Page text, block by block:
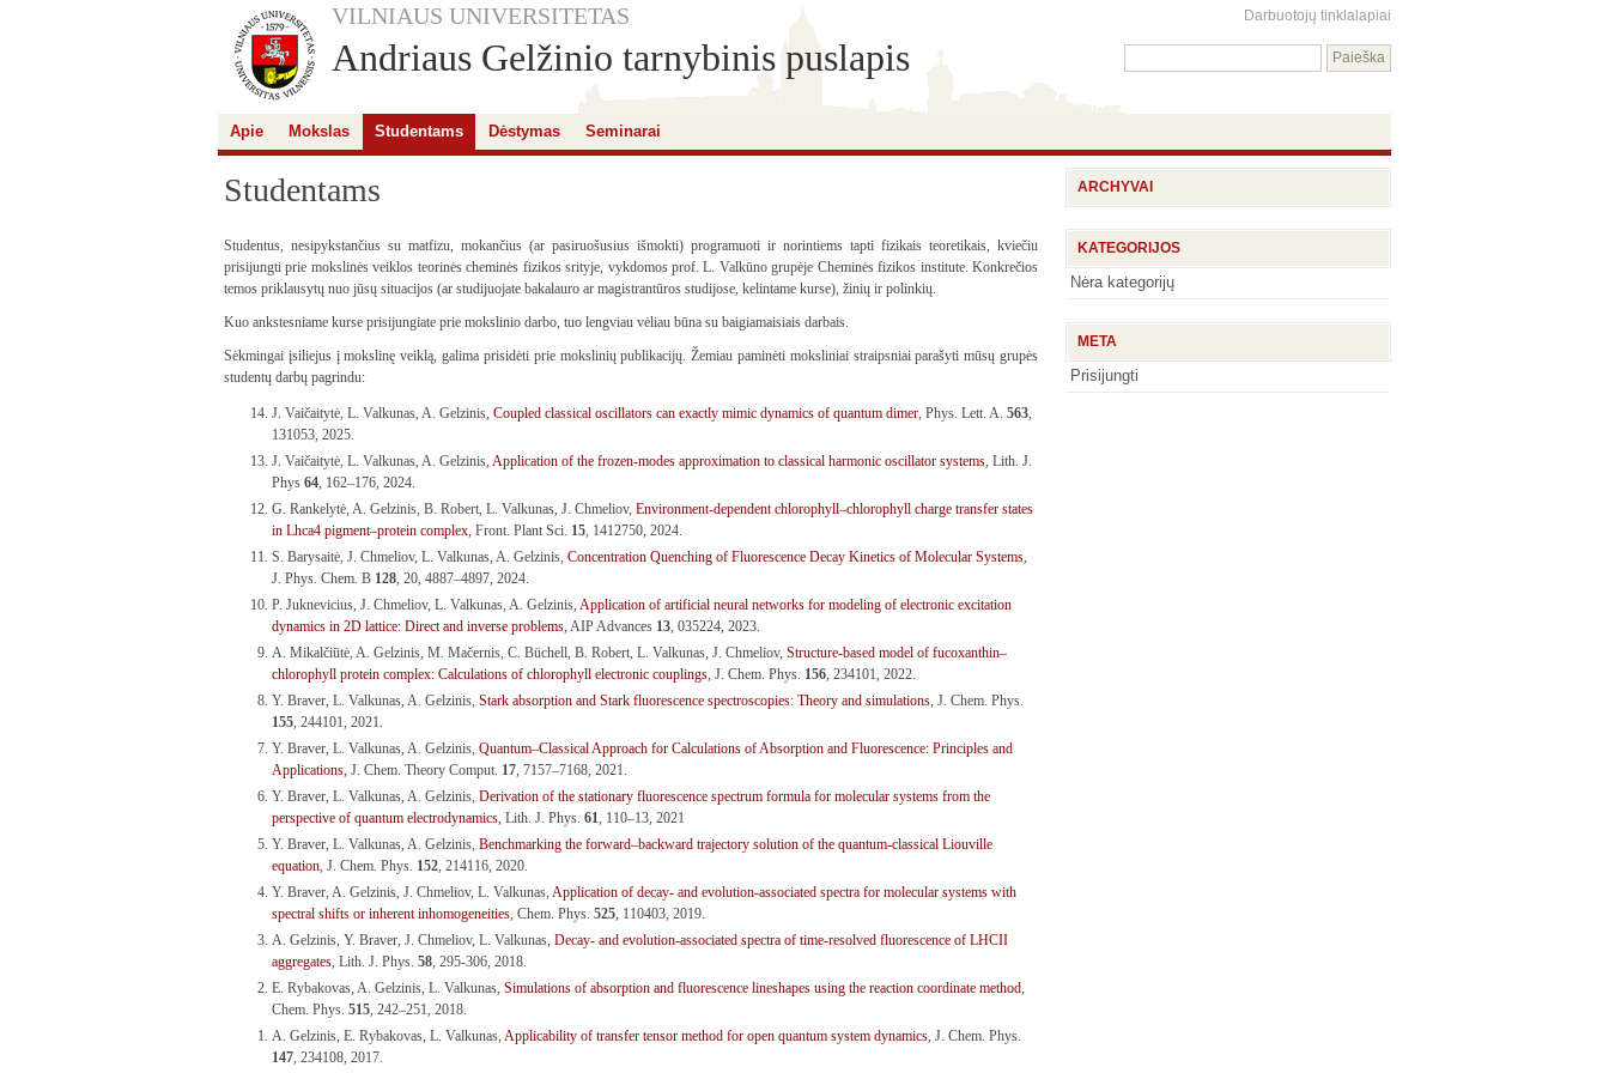
VILNIAUS UNIVERSITETAS Darbuotojų tinklalapiai
Andriaus Gelžinio tarnybinis puslapis
Apie Mokslas Studentams Dėstymas Seminarai
Studentams
Studentus, nesipykstančius su matfizu, mokančius (ar pasiruošusius išmokti) programuoti ir norintiems tapti fizikais teoretikais, kviečiu
prisijungti prie mokslinės veiklos teorinės cheminės fizikos srityje, vykdomos prof. L. Valkūno grupėje Cheminės fizikos institute. Konkrečios
temos priklausytų nuo jūsų situacijos (ar studijuojate bakalauro ar magistrantūros studijose, kelintame kurse), žinių ir polinkių.
Kuo ankstesniame kurse prisijungiate prie mokslinio darbo, tuo lengviau vėliau būna su baigiamaisiais darbais.
Sėkmingai įsiliejus į mokslinę veiklą, galima prisidėti prie mokslinių publikacijų. Žemiau paminėti moksliniai straipsniai parašyti mūsų grupės
studentų darbų pagrindu:
J. Vaičaitytė, L. Valkunas, A. Gelzinis, Coupled classical oscillators can exactly mimic dynamics of quantum dimer, Phys. Lett. A. 563,
131053, 2025.
J. Vaičaitytė, L. Valkunas, A. Gelzinis, Application of the frozen-modes approximation to classical harmonic oscillator systems, Lith. J.
Phys 64, 162–176, 2024.
G. Rankelytė, A. Gelzinis, B. Robert, L. Valkunas, J. Chmeliov, Environment-dependent chlorophyll–chlorophyll charge transfer states
in Lhca4 pigment–protein complex, Front. Plant Sci. 15, 1412750, 2024.
S. Barysaitė, J. Chmeliov, L. Valkunas, A. Gelzinis, Concentration Quenching of Fluorescence Decay Kinetics of Molecular Systems,
J. Phys. Chem. B 128, 20, 4887–4897, 2024.
P. Juknevicius, J. Chmeliov, L. Valkunas, A. Gelzinis, Application of artificial neural networks for modeling of electronic excitation
dynamics in 2D lattice: Direct and inverse problems, AIP Advances 13, 035224, 2023.
A. Mikalčiūtė, A. Gelzinis, M. Mačernis, C. Büchell, B. Robert, L. Valkunas, J. Chmeliov, Structure-based model of fucoxanthin–
chlorophyll protein complex: Calculations of chlorophyll electronic couplings, J. Chem. Phys. 156, 234101, 2022.
Y. Braver, L. Valkunas, A. Gelzinis, Stark absorption and Stark fluorescence spectroscopies: Theory and simulations, J. Chem. Phys.
155, 244101, 2021.
Y. Braver, L. Valkunas, A. Gelzinis, Quantum–Classical Approach for Calculations of Absorption and Fluorescence: Principles and
Applications, J. Chem. Theory Comput. 17, 7157–7168, 2021.
Y. Braver, L. Valkunas, A. Gelzinis, Derivation of the stationary fluorescence spectrum formula for molecular systems from the
perspective of quantum electrodynamics, Lith. J. Phys. 61, 110–13, 2021
Y. Braver, L. Valkunas, A. Gelzinis, Benchmarking the forward–backward trajectory solution of the quantum-classical Liouville
equation, J. Chem. Phys. 152, 214116, 2020.
Y. Braver, A. Gelzinis, J. Chmeliov, L. Valkunas, Application of decay- and evolution-associated spectra for molecular systems with
spectral shifts or inherent inhomogeneities, Chem. Phys. 525, 110403, 2019.
A. Gelzinis, Y. Braver, J. Chmeliov, L. Valkunas, Decay- and evolution-associated spectra of time-resolved fluorescence of LHCII
aggregates, Lith. J. Phys. 58, 295-306, 2018.
E. Rybakovas, A. Gelzinis, L. Valkunas, Simulations of absorption and fluorescence lineshapes using the reaction coordinate method,
Chem. Phys. 515, 242–251, 2018.
A. Gelzinis, E. Rybakovas, L. Valkunas, Applicability of transfer tensor method for open quantum system dynamics, J. Chem. Phys.
147, 234108, 2017.
ARCHYVAI
KATEGORIJOS
Nėra kategorijų
META
Prisijungti